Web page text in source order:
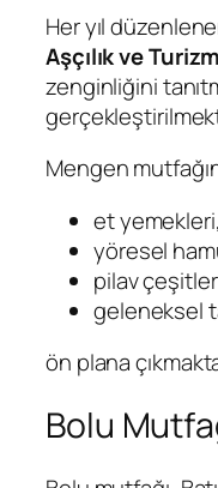
Her yıl
Aşçılık ve
zenginliğini
Mengen
et yemekleri,
yöresel
pilav
geleneksel
ön plana
Bolu